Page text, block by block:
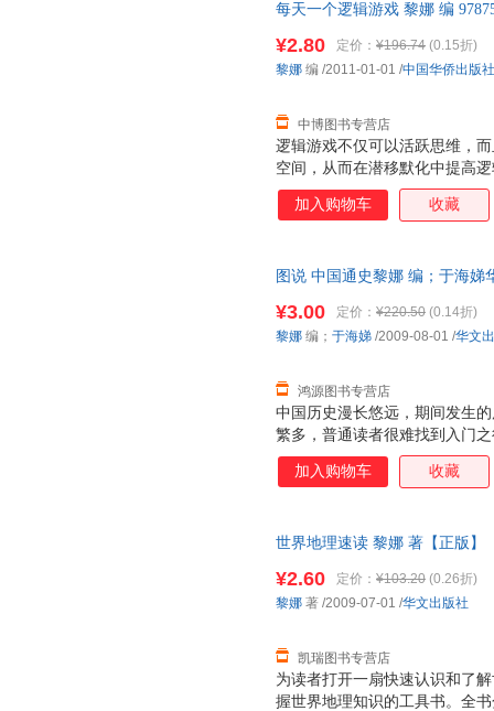
源头、中原争霸、九州一统、
觉、精美的图片、新颖的设计
松亲切，帮助读者从一个全新
每天一个逻辑游戏 黎娜 编
逻辑游戏不仅可以活跃思维，
空间，从而在潜移默化中提高
发大脑里沉睡的逻辑力，让你
往根据解题方式而分类的方法
题的枯燥，让你真正感受到是
的原则设计的，你可以根据自
和训练。这是一本开发潜能的
¥2.80 定价： ¥196.74 (0.15折)
中博图书专营店
黎娜 编 /2011-01-01 /中国华侨出版社
加入购物车 收藏
图说 中国通史黎娜 编；于海娣
中国历史漫长悠远，期间发生
繁多，普通读者很难找到入门
例，即在一定的历史观的指导
释，是读者在较短时间内了解
源头、中原争霸、九州一统、
觉、精美的图片、新颖的设计
松亲切，帮助读者从一个全新
¥3.00 定价： ¥220.50 (0.14折)
鸿源图书专营店
黎娜 编； 于海娣 /2009-08-01 /华文
加入购物车 收藏
世界地理速读 黎娜 著【正版】
为读者打开一扇快速认识和了
握世界地理知识的工具书。全
¥2.60 定价： ¥103.20 (0.26折)
凯瑞图书专营店
黎娜 著 /2009-07-01 /华文出版社